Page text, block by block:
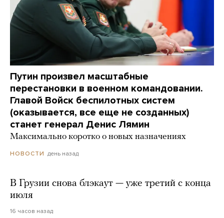
Путин произвел масштабные
перестановки в военном командовании.
Главой Войск беспилотных систем
(оказывается, все еще не созданных)
станет генерал Денис Лямин
Максимально коротко о новых назначениях
НОВОСТИ день назад
В Грузии снова блэкаут — уже третий с конца
июля
16 часов назад